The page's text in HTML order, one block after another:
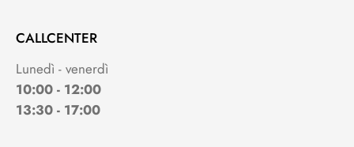
CALLCENTER
Lunedì - venerdì
10:00 - 12:00
13:30 - 17:00